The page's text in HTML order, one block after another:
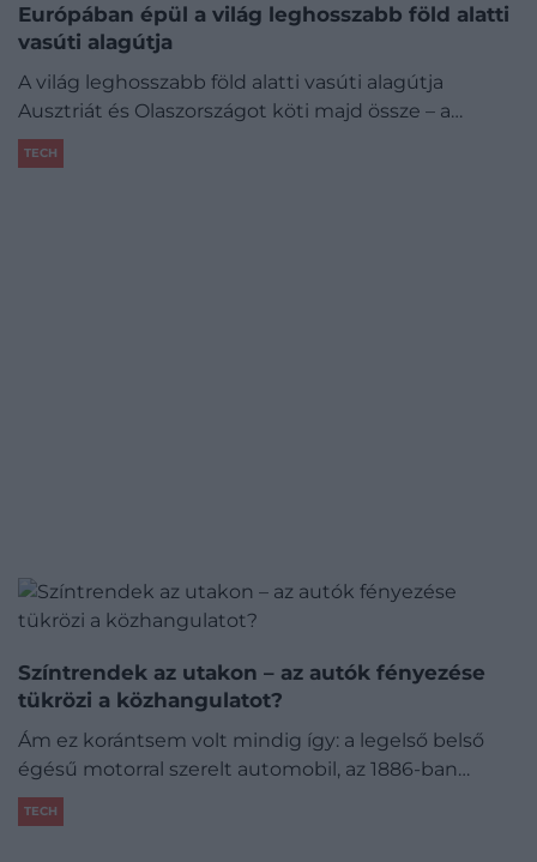
Európában épül a világ leghosszabb föld alatti
vasúti alagútja
A világ leghosszabb föld alatti vasúti alagútja
Ausztriát és Olaszországot köti majd össze – a…
TECH
Színtrendek az utakon – az autók fényezése
tükrözi a közhangulatot?
Ám ez korántsem volt mindig így: a legelső belső
égésű motorral szerelt automobil, az 1886-ban…
TECH